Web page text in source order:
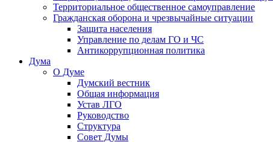
Территориальное общественное самоуправление
Гражданская оборона и чрезвычайные ситуации
Защита населения
Управление по делам ГО и ЧС
Антикоррупционная политика
Дума
О Думе
Думский вестник
Общая информация
Устав ЛГО
Руководство
Структура
Совет Думы